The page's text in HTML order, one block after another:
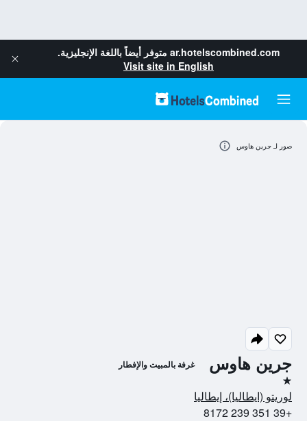
ar.hotelscombined.com متوفر أيضاً باللغة الإنجليزية.
Visit site in English
جرين هاوس غرفة بالمبيت والإفطار
نجمة واحدة
لوريتو (ايطاليا)، إيطاليا
+39 351 239 8172
صور لـ جرين هاوس